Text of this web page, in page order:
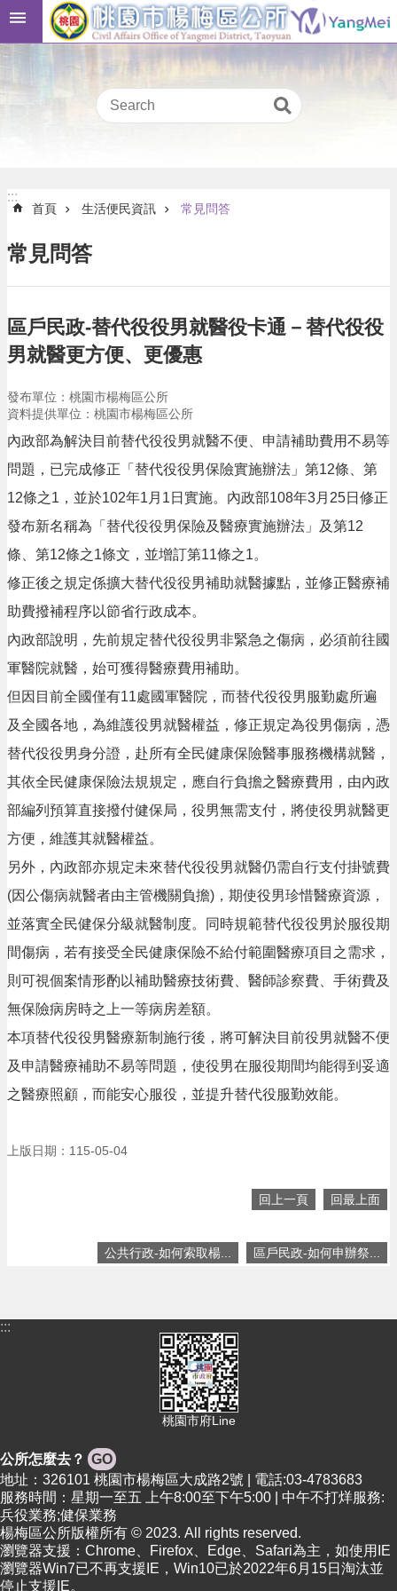
跳到主要內容區塊
桃
搜
尋
本
介
紹
息
公
告
生
活
便
民
資
訊
關
通
錄
相
關
資
料
回
首
頁
網
站
覽
市
政
信
箱
見
問
園
策
政
府
網
站
資
料
:::
:::
首頁 生活便民資訊 常見問答
常見問答
區戶民政-替代役役男就醫役卡通－替代役役
男就醫更方便、更優惠
發布單位：桃園市楊梅區公所
資料提供單位：桃園市楊梅區公所
內政部為解決目前替代役役男就醫不便、申請補助費用不易等
問題，已完成修正「替代役役男保險實施辦法」第12條、第
12條之1，並於102年1月1日實施。內政部108年3月25日修正
發布新名稱為「替代役役男保險及醫療實施辦法」及第12
條、第12條之1條文，並增訂第11條之1。
修正後之規定係擴大替代役役男補助就醫據點，並修正醫療補
助費撥補程序以節省行政成本。
內政部說明，先前規定替代役役男非緊急之傷病，必須前往國
軍醫院就醫，始可獲得醫療費用補助。
但因目前全國僅有11處國軍醫院，而替代役役男服勤處所遍
及全國各地，為維護役男就醫權益，修正規定為役男傷病，憑
替代役役男身分證，赴所有全民健康保險醫事服務機構就醫，
其依全民健康保險法規規定，應自行負擔之醫療費用，由內政
部編列預算直接撥付健保局，役男無需支付，將使役男就醫更
方便，維護其就醫權益。
另外，內政部亦規定未來替代役役男就醫仍需自行支付掛號費
(因公傷病就醫者由主管機關負擔)，期使役男珍惜醫療資源，
並落實全民健保分級就醫制度。同時規範替代役役男於服役期
間傷病，若有接受全民健康保險不給付範圍醫療項目之需求，
則可視個案情形酌以補助醫療技術費、醫師診察費、手術費及
無保險病房時之上一等病房差額。
本項替代役役男醫療新制施行後，將可解決目前役男就醫不便
及申請醫療補助不易等問題，使役男在服役期間均能得到妥適
之醫療照顧，而能安心服役，並提升替代役服勤效能。
上版日期：115-05-04
回上一頁 回最上面
公共行政-如何索取楊... 區戶民政-如何申辦祭...
:::
桃園市府Line
公所怎麼去？ GO
地址：326101 桃園市楊梅區大成路2號 | 電話:03-4783683
服務時間：星期一至五 上午8:00至下午5:00 | 中午不打烊服務:
兵役業務;健保業務
楊梅區公所版權所有 © 2023. All rights reserved.
瀏覽器支援：Chrome、Firefox、Edge、Safari為主，如使用IE
瀏覽器Win7已不再支援IE，Win10已於2022年6月15日淘汰並
停止支援IE。